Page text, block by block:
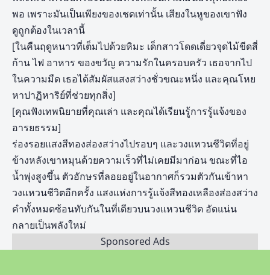
พอ เพราะมันเป็นเพียงของเชดเท่านั้น เสียงในหูของเขาฟัง
ดูถูกต้องในเวลานี้
[ในคืนฤดูหนาวที่เต็มไปด้วยหิมะ เด็กสาวโดดเดี่ยวจุดไม้ขีดสี่
ก้าน ไฟ อาหาร ของขวัญ ความรักในครอบครัว เธอจากไป
ในความมืด เธอได้สัมผัสแสงสว่างชั่วขณะหนึ่ง และคุณโหย
หาปาฏิหาริย์ที่ช่วยทุกสิ่ง]
[คุณฟังเทพนิยายที่คุณเล่า และคุณได้เรียนรู้การรู้แจ้งของ
อารยธรรม]
ร่องรอยแสงสีทองส่องสว่างไปรอบๆ และวงแหวนชีวิตที่อยู่
ข้างหลังเขาหมุนด้วยความเร็วที่ไม่เคยมีมาก่อน ขณะที่ไอ
น้ำพุ่งสูงขึ้น ตัวอักษรที่ลอยอยู่ในอากาศก็รวมตัวกันเข้าหา
วงแหวนชีวิตอีกครั้ง แสงแห่งการรู้แจ้งสีทองเหลืองส่องสว่าง
คำทั้งหมดซ้อนทับกันในที่เดียวบนวงแหวนชีวิต อัดแน่น
กลายเป็นพลังใหม่
Sponsored Ads